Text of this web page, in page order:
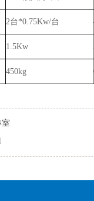
2台*0.75Kw/台
1.5Kw
450kg